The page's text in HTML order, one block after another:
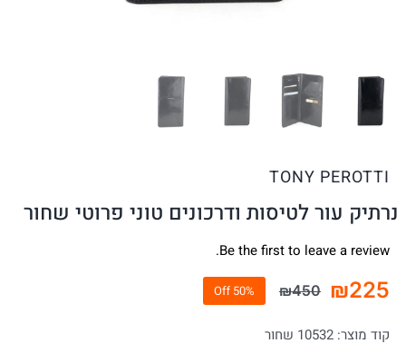
TONY PEROTTI
נרתיק עור לטיסות ודרכונים טוני פרוטי שחור
Be the first to leave a review.
₪450 המחיר
המקורי
היה:
₪225
המחיר
הנוכחי
הוא:
50% Off
קוד מוצר: 10532 שחור